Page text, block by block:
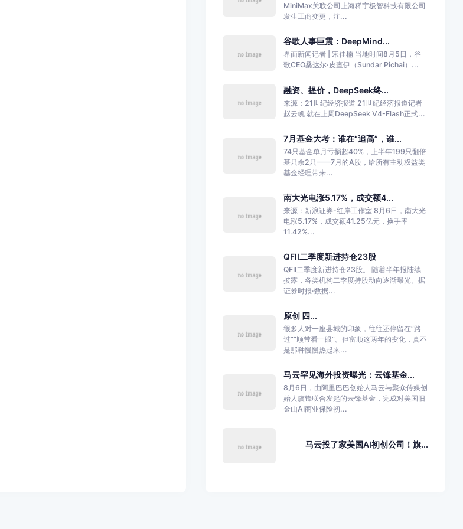
MiniMax关联公司上海稀宇极智科技有限公司
发生工商变更，注...
谷歌人事巨震：DeepMind...
界面新闻记者 | 宋佳楠 当地时间8月5日，谷
歌CEO桑达尔·皮查伊（Sundar Pichai）...
融资、提价，DeepSeek终...
来源：21世纪经济报道 21世纪经济报道记者
赵云帆 就在上周DeepSeek V4-Flash正式...
7月基金大考：谁在“追高”，谁...
74只基金单月亏损超40%，上半年199只翻倍
基只余2只——7月的A股，给所有主动权益类
基金经理带来...
南大光电涨5.17%，成交额4...
来源：新浪证券-红岸工作室 8月6日，南大光
电涨5.17%，成交额41.25亿元，换手率
11.42%...
QFII二季度新进持仓23股
QFII二季度新进持仓23股。 随着半年报陆续
披露，各类机构二季度持股动向逐渐曝光。据
证券时报·数据...
原创 四...
很多人对一座县城的印象，往往还停留在“路
过”“顺带看一眼”。但富顺这两年的变化，真不
是那种慢慢热起来...
马云罕见海外投资曝光：云锋基金...
8月6日，由阿里巴巴创始人马云与聚众传媒创
始人虞锋联合发起的云锋基金，完成对美国旧
金山AI商业保险初...
马云投了家美国AI初创公司！旗...